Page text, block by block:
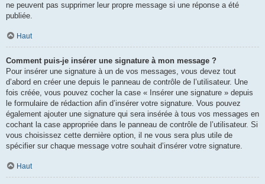
ne peuvent pas supprimer leur propre message si une réponse a été
publiée.
Haut
Comment puis-je insérer une signature à mon message ?
Pour insérer une signature à un de vos messages, vous devez tout
d’abord en créer une depuis le panneau de contrôle de l’utilisateur. Une
fois créée, vous pouvez cocher la case « Insérer une signature » depuis
le formulaire de rédaction afin d’insérer votre signature. Vous pouvez
également ajouter une signature qui sera insérée à tous vos messages en
cochant la case appropriée dans le panneau de contrôle de l’utilisateur. Si
vous choisissez cette dernière option, il ne vous sera plus utile de
spécifier sur chaque message votre souhait d’insérer votre signature.
Haut